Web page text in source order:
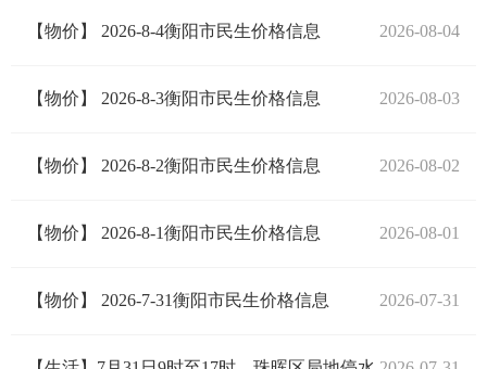
【物价】 2026-8-4衡阳市民生价格信息 2026-08-04
【物价】 2026-8-3衡阳市民生价格信息 2026-08-03
【物价】 2026-8-2衡阳市民生价格信息 2026-08-02
【物价】 2026-8-1衡阳市民生价格信息 2026-08-01
【物价】 2026-7-31衡阳市民生价格信息 2026-07-31